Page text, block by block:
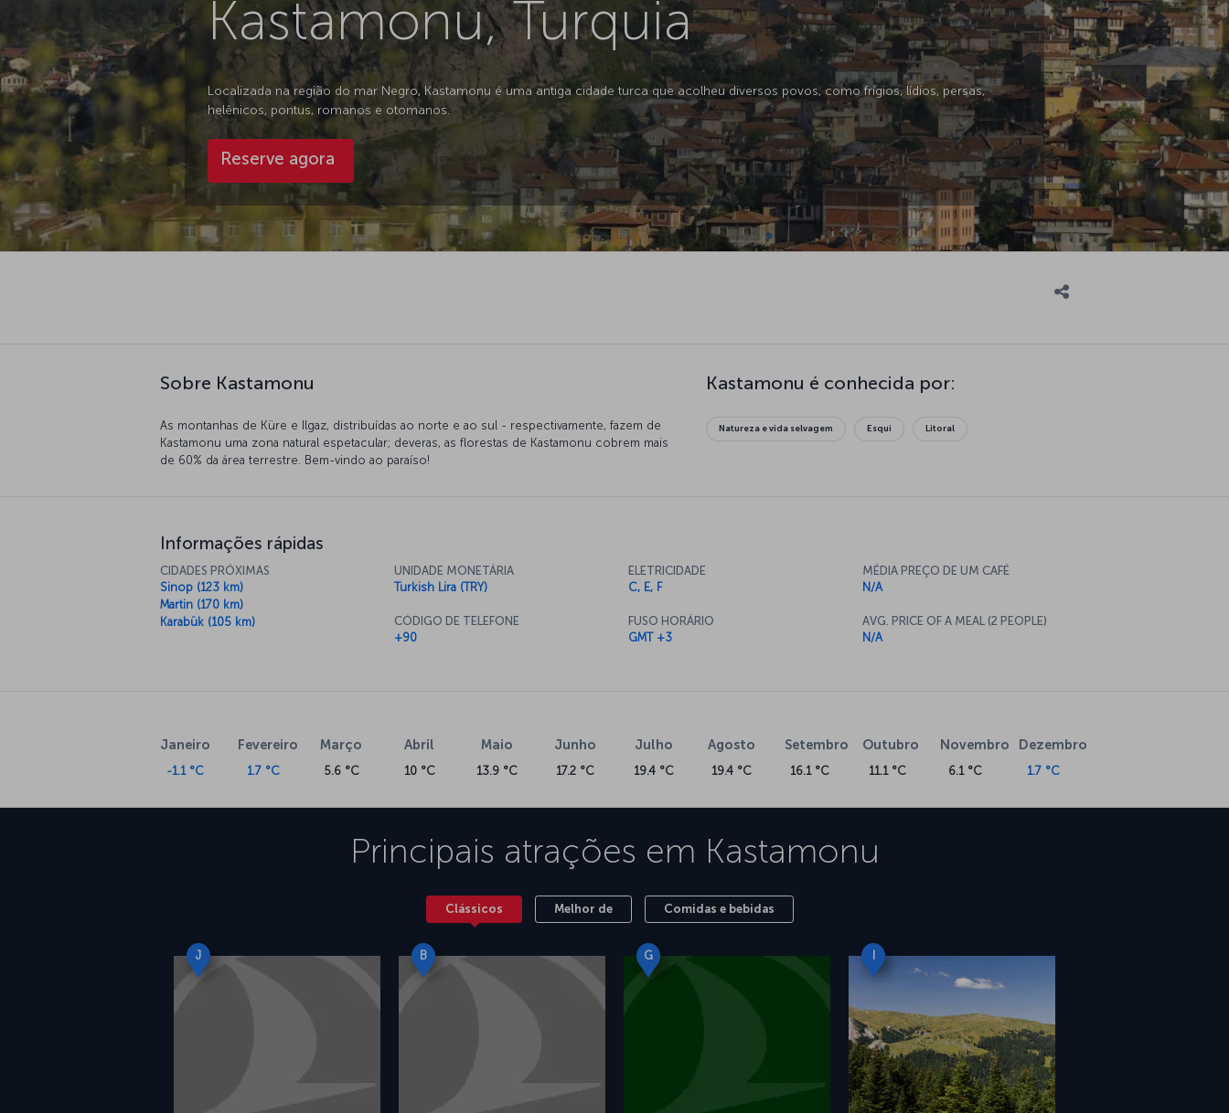
Kastamonu, Turquia
Localizada na região do mar Negro, Kastamonu é uma antiga cidade turca que acolheu diversos povos, como frígios, lídios, persas,
helênicos, pontus, romanos e otomanos.
Reserve agora
Sobre Kastamonu
As montanhas de Küre e Ilgaz, distribuídas ao norte e ao sul - respectivamente, fazem de
Kastamonu uma zona natural espetacular; deveras, as florestas de Kastamonu cobrem mais
de 60% da área terrestre. Bem-vindo ao paraíso!
Kastamonu é conhecida por:
Natureza e vida selvagem Esqui Litoral
Informações rápidas
CIDADES PRÓXIMAS
Sinop (123 km)
Martin (170 km)
Karabük (105 km)
UNIDADE MONETÁRIA
Turkish Lira (TRY)
CÓDIGO DE TELEFONE
+90
ELETRICIDADE
C, E, F
FUSO HORÁRIO
GMT +3
MÉDIA PREÇO DE UM CAFÉ
N/A
AVG. PRICE OF A MEAL (2 PEOPLE)
N/A
Janeiro
-1.1 °C
Fevereiro
1.7 °C
Março
5.6 °C
Abril
10 °C
Maio
13.9 °C
Junho
17.2 °C
Julho
19.4 °C
Agosto
19.4 °C
Setembro
16.1 °C
Outubro
11.1 °C
Novembro
6.1 °C
Dezembro
1.7 °C
Principais atrações em Kastamonu
Clássicos Melhor de Comidas e bebidas
J B G